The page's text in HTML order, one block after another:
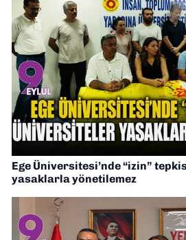
Ege Üniversitesi’nde “izin”
yasaklarla yönetilemez